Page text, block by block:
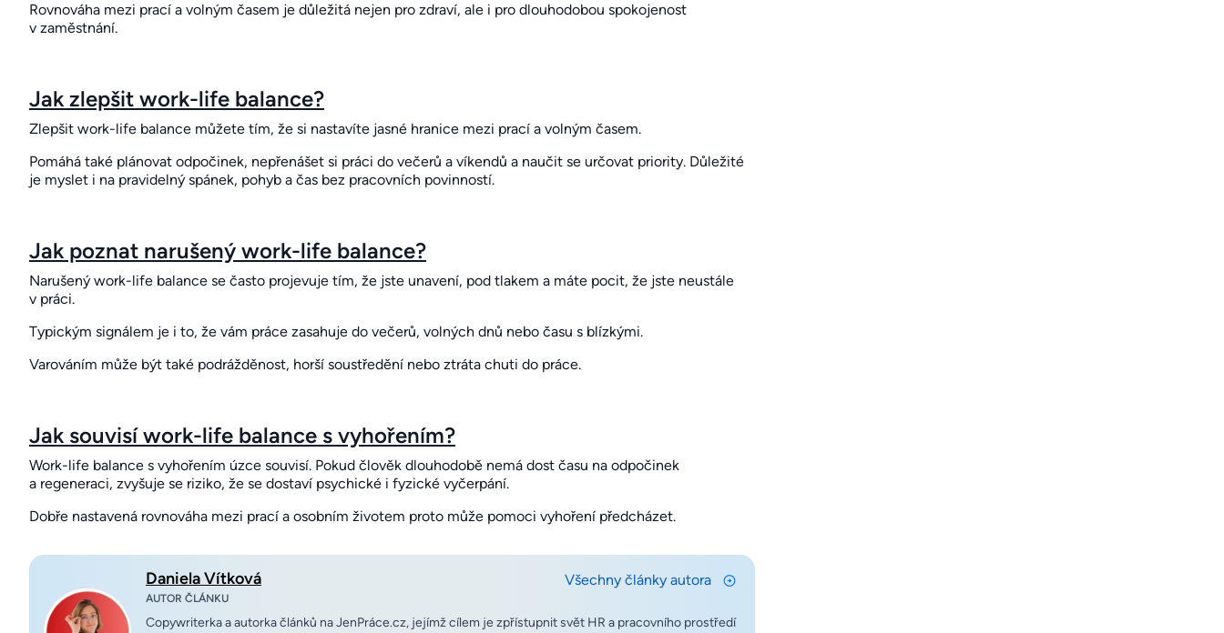
Rovnováha mezi prací a volným časem je důležitá nejen pro zdraví, ale i pro dlouhodobou spokojenost
v zaměstnání.
Jak zlepšit work-life balance?
Zlepšit work-life balance můžete tím, že si nastavíte jasné hranice mezi prací a volným časem.
Pomáhá také plánovat odpočinek, nepřenášet si práci do večerů a víkendů a naučit se určovat priority. Důležité
je myslet i na pravidelný spánek, pohyb a čas bez pracovních povinností.
Jak poznat narušený work-life balance?
Narušený work-life balance se často projevuje tím, že jste unavení, pod tlakem a máte pocit, že jste neustále
v práci.
Typickým signálem je i to, že vám práce zasahuje do večerů, volných dnů nebo času s blízkými.
Varováním může být také podrážděnost, horší soustředění nebo ztráta chuti do práce.
Jak souvisí work-life balance s vyhořením?
Work-life balance s vyhořením úzce souvisí. Pokud člověk dlouhodobě nemá dost času na odpočinek
a regeneraci, zvyšuje se riziko, že se dostaví psychické i fyzické vyčerpání.
Dobře nastavená rovnováha mezi prací a osobním životem proto může pomoci vyhoření předcházet.
Daniela Vítková
AUTOR ČLÁNKU
Všechny články autora
Copywriterka a autorka článků na JenPráce.cz, jejímž cílem je zpřístupnit svět HR a pracovního prostředí